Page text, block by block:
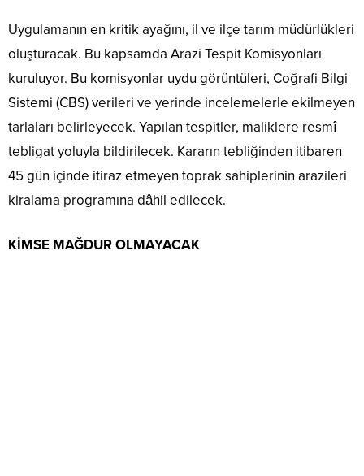
Uygulamanın en kritik ayağını, il ve ilçe tarım müdürlükleri
oluşturacak. Bu kapsamda Arazi Tespit Komisyonları
kuruluyor. Bu komisyonlar uydu görüntüleri, Coğrafi Bilgi
Sistemi (CBS) verileri ve yerinde incelemelerle ekilmeyen
tarlaları belirleyecek. Yapılan tespitler, maliklere resmî
tebligat yoluyla bildirilecek. Kararın tebliğinden itibaren
45 gün içinde itiraz etmeyen toprak sahiplerinin arazileri
kiralama programına dâhil edilecek.
KİMSE MAĞDUR OLMAYACAK